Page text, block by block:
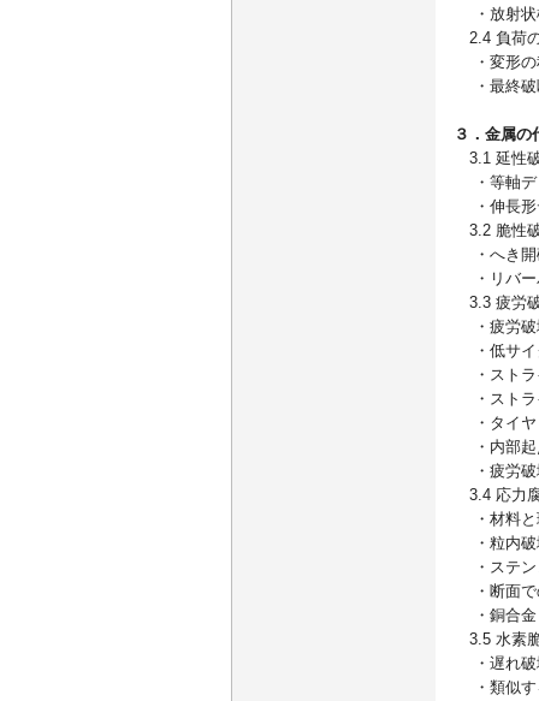
・放射状
2.4 負荷
・変形の
・最終破
３．金属の
3.1 延性
・等軸デ
・伸長形
3.2 脆性
・へき開
・リバー
3.3 疲労
・疲労破
・低サイ
・ストラ
・ストラ
・タイヤ
・内部起
・疲労破
3.4 応力
・材料と
・粒内破
・ステン
・断面で
・銅合金
3.5 水素
・遅れ破
・類似す